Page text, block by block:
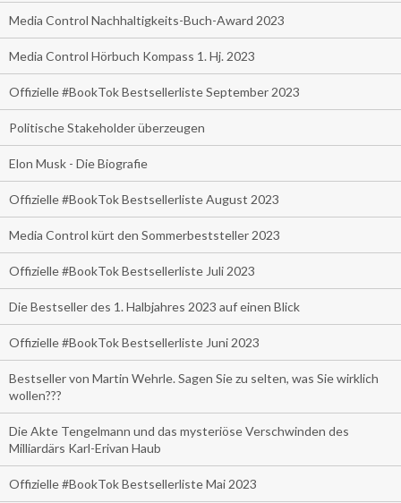
Media Control Nachhaltigkeits-Buch-Award 2023
Media Control Hörbuch Kompass 1. Hj. 2023
Offizielle #BookTok Bestsellerliste September 2023
Politische Stakeholder überzeugen
Elon Musk - Die Biografie
Offizielle #BookTok Bestsellerliste August 2023
Media Control kürt den Sommerbeststeller 2023
Offizielle #BookTok Bestsellerliste Juli 2023
Die Bestseller des 1. Halbjahres 2023 auf einen Blick
Offizielle #BookTok Bestsellerliste Juni 2023
Bestseller von Martin Wehrle. Sagen Sie zu selten, was Sie wirklich
wollen???
Die Akte Tengelmann und das mysteriöse Verschwinden des
Milliardärs Karl-Erivan Haub
Offizielle #BookTok Bestsellerliste Mai 2023